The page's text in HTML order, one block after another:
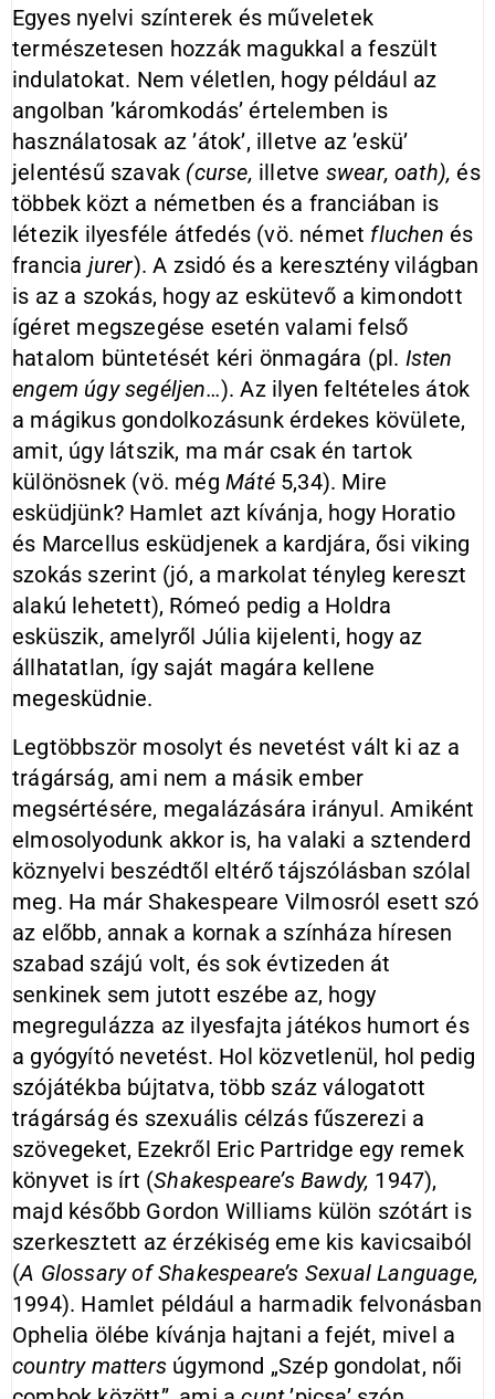
Egyes nyelvi színterek és műveletek
természetesen hozzák magukkal a feszült
indulatokat. Nem véletlen, hogy például az
angolban ’káromkodás’ értelemben is
használatosak az ’átok’, illetve az ’eskü’
jelentésű szavak (curse, illetve swear, oath), és
többek közt a németben és a franciában is
létezik ilyesféle átfedés (vö. német fluchen és
francia jurer). A zsidó és a keresztény világban
is az a szokás, hogy az eskütevő a kimondott
ígéret megszegése esetén valami felső
hatalom büntetését kéri önmagára (pl. Isten
engem úgy segéljen…). Az ilyen feltételes átok
a mágikus gondolkozásunk érdekes kövülete,
amit, úgy látszik, ma már csak én tartok
különösnek (vö. még Máté5,34). Mire
esküdjünk? Hamlet azt kívánja, hogy Horatio
és Marcellus esküdjenek a kardjára, ősi viking
szokás szerint (jó, a markolat tényleg kereszt
alakú lehetett), Rómeó pedig a Holdra
esküszik, amelyről Júlia kijelenti, hogy az
állhatatlan, így saját magára kellene
megesküdnie.
Legtöbbször mosolyt és nevetést vált ki az a
trágárság, ami nem a másik ember
megsértésére, megalázására irányul. Amiként
elmosolyodunk akkor is, ha valaki a sztenderd
köznyelvi beszédtől eltérő tájszólásban szólal
meg. Ha már Shakespeare Vilmosról esett szó
az előbb, annak a kornak a színháza híresen
szabad szájú volt, és sok évtizeden át
senkinek sem jutott eszébe az, hogy
megregulázza az ilyesfajta játékos humort és
a gyógyító nevetést. Hol közvetlenül, hol pedig
szójátékba bújtatva, több száz válogatott
trágárság és szexuális célzás fűszerezi a
szövegeket, Ezekről Eric Partridge egy remek
könyvet is írt (Shakespeare’s Bawdy, 1947),
majd később Gordon Williams külön szótárt is
szerkesztett az érzékiség eme kis kavicsaiból
(A Glossary of Shakespeare’s Sexual Language,
1994). Hamlet például a harmadik felvonásban
Ophelia ölébe kívánja hajtani a fejét, mivel a
country matters úgymond „Szép gondolat, női